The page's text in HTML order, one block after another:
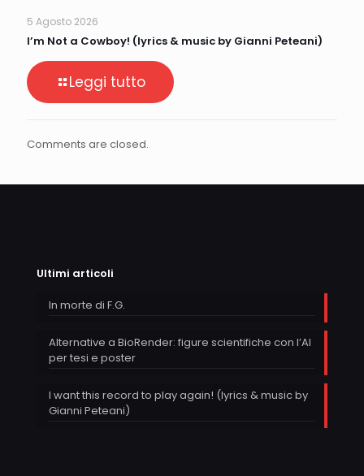
5 Agosto 2026
I’m Not a Cowboy! (lyrics & music by Gianni Peteani)
Leggi tutto
Comments are closed.
Ultimi articoli
In morte di F.G.
Alternative a BioRender: figure scientifiche con l’AI
per tesi e poster
I want this record to play again! (lyrics & music by
Gianni Peteani)